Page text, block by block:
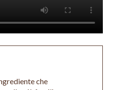
che